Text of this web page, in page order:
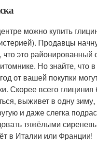
можно купить
Продавцы
что это
Но знайте, что
от вашей покупки
Скорее всего глициния
выживет в одну
и даже слегка
тяжёлыми
в Италии или Франции!